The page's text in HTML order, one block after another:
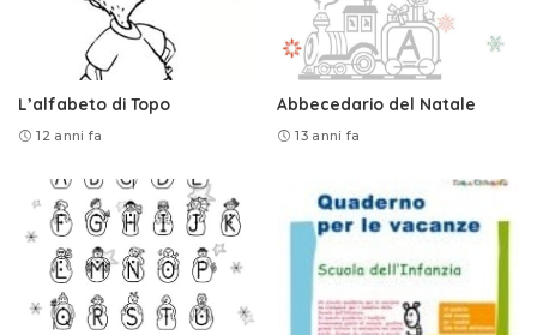
L’alfabeto di Topo
12 anni fa
Abbecedario del Natale
13 anni fa